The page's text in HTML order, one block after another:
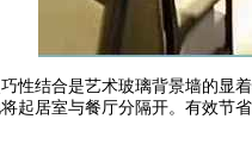
性结合是艺术玻璃背景墙的显
起居室与餐厅分隔开。有效节